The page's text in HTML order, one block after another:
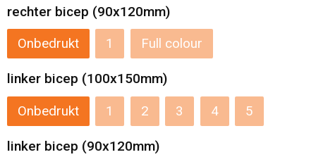
rechter bicep (90x120mm)
Onbedrukt 1 Full colour
linker bicep (100x150mm)
Onbedrukt 1 2 3 4 5
linker bicep (90x120mm)